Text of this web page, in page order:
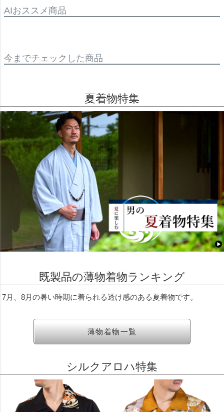
AIおススメ商品
今までチェックした商品
夏着物特集
既製品の薄物着物ランキング
7月、8月の暑い時期に着られる透け感のある夏着物です。
薄物着物一覧
シルクアロハ特集